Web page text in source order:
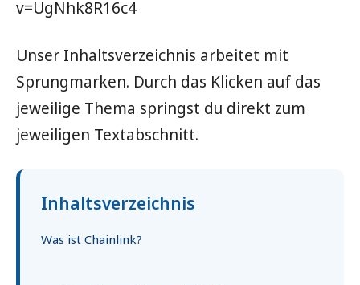
v=UgNhk8R16c4
Unser Inhaltsverzeichnis arbeitet mit
Sprungmarken. Durch das Klicken auf das
jeweilige Thema springst du direkt zum
jeweiligen Textabschnitt.
Inhaltsverzeichnis
Was ist Chainlink?